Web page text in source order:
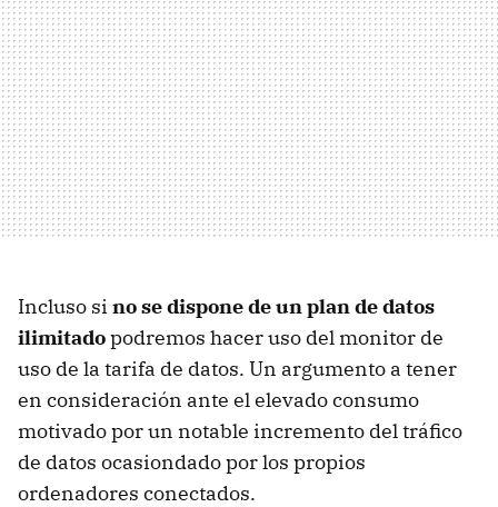
Incluso si no se dispone de un plan de datos
ilimitadopodremos hacer uso del monitor de
uso de la tarifa de datos. Un argumento a tener
en consideración ante el elevado consumo
motivado por un notable incremento del tráfico
de datos ocasiondado por los propios
ordenadores conectados.